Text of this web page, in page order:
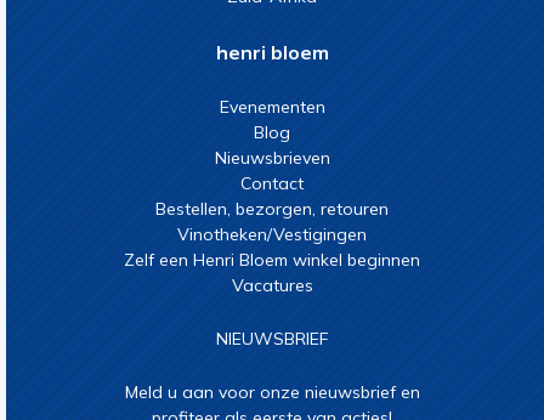
henri bloem
Evenementen
Blog
Nieuwsbrieven
Contact
Bestellen, bezorgen, retouren
Vinotheken/Vestigingen
Zelf een Henri Bloem winkel beginnen
Vacatures
NIEUWSBRIEF
Meld u aan voor onze nieuwsbrief en